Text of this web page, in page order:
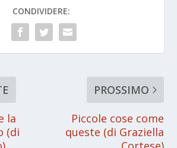
CONDIVIDERE:
la
(di
PROSSIMO
Piccole cose come
queste (di Graziella